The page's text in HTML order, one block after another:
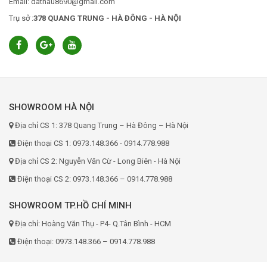
Trụ sở :378 QUANG TRUNG - HÀ ĐÔNG - HÀ NỘI
SHOWROOM HÀ NỘI
Địa chỉ CS 1: 378 Quang Trung – Hà Đông – Hà Nội
Điện thoại CS 1: 0973.148.366 - 0914.778.988
Địa chỉ CS 2: Nguyễn Văn Cừ - Long Biên - Hà Nội
Điện thoại CS 2: 0973.148.366 – 0914.778.988
SHOWROOM TP.HỒ CHÍ MINH
Địa chỉ: Hoàng Văn Thụ - P4- Q.Tân Bình - HCM
Điện thoại: 0973.148.366 – 0914.778.988